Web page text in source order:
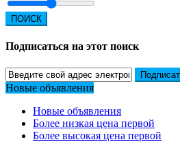
ПОИСК
Подписаться на этот поиск
Новые объявления
Новые объявления
Более низкая цена первой
Более высокая цена первой